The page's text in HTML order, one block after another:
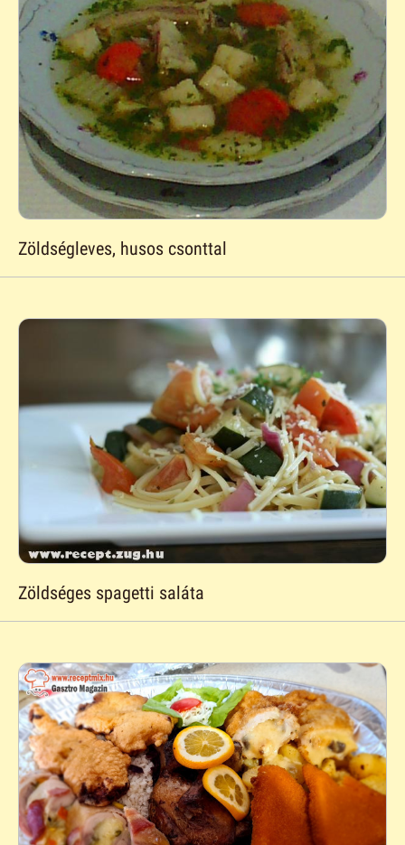
Zöldségleves, husos csonttal
Zöldséges spagetti saláta